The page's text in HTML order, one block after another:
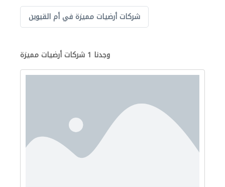
شركات أرضيات مميزة في أم القيوين
وجدنا 1 شركات أرضيات مميزة